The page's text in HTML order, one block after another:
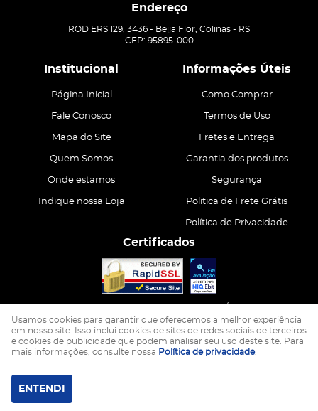
Endereço
ROD ERS 129, 3436 - Beija Flor, Colinas - RS
CEP: 95895-000
Institucional
Página Inicial
Fale Conosco
Mapa do Site
Quem Somos
Onde estamos
Indique nossa Loja
Informações Úteis
Como Comprar
Termos de Uso
Fretes e Entrega
Garantia dos produtos
Segurança
Politica de Frete Grátis
Política de Privacidade
Certificados
LOJA VIRTUAL CRIADA POR
Usamos cookies para garantir que oferecemos a melhor experiência
em nosso site. Isso inclui cookies de sites de redes sociais de terceiros
e cookies de publicidade que podem analisar seu uso deste site. Para
mais informações, consulte nossa Política de privacidade.
ENTENDI